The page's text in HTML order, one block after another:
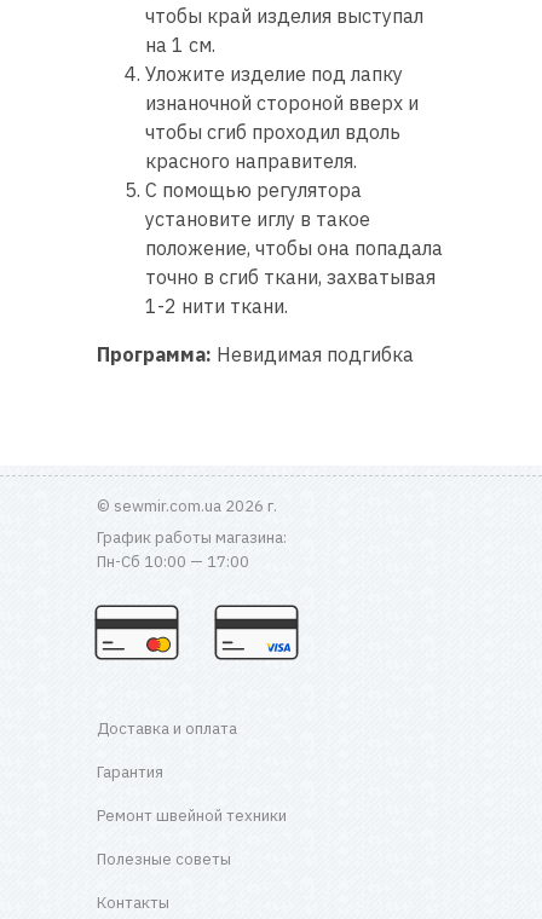
чтобы край изделия выступал
на 1 см.
Уложите изделие под лапку
изнаночной стороной вверх и
чтобы сгиб проходил вдоль
красного направителя.
С помощью регулятора
установите иглу в такое
положение, чтобы она попадала
точно в сгиб ткани, захватывая
1-2 нити ткани.
Программа: Невидимая подгибка
© sewmir.com.ua 2026 г.
График работы магазина:
Пн-Сб 10:00 — 17:00
Доставка и оплата
Гарантия
Ремонт швейной техники
Полезные советы
Контакты